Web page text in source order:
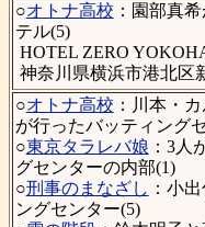
○オトナ高校 ：園部真
テル(5)
HOTEL ZERO
神奈川県横浜市港北区
○オトナ高校 ：川本・
が行ったバッティング
○東京タラレバ娘 ：3人
グセンターの内部(1)
○刑事のまなざし ：小
ングセンター(5)